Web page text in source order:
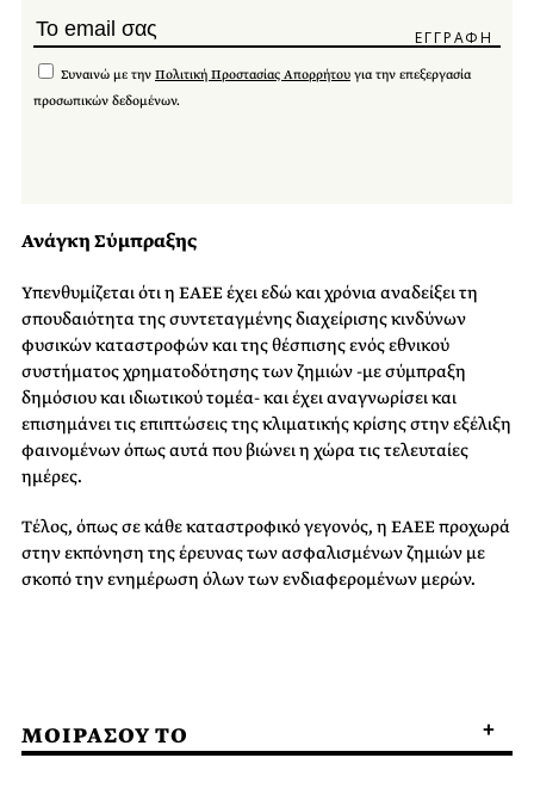
Συναινώ με την Πολιτική Προστασίας Απορρήτου για την επεξεργασία
προσωπικών δεδομένων.
Ανάγκη Σύμπραξης
Υπενθυμίζεται ότι η ΕΑΕΕ έχει εδώ και χρόνια αναδείξει τη
σπουδαιότητα της συντεταγμένης διαχείρισης κινδύνων
φυσικών καταστροφών και της θέσπισης ενός εθνικού
συστήματος χρηματοδότησης των ζημιών -με σύμπραξη
δημόσιου και ιδιωτικού τομέα- και έχει αναγνωρίσει και
επισημάνει τις επιπτώσεις της κλιματικής κρίσης στην εξέλιξη
φαινομένων όπως αυτά που βιώνει η χώρα τις τελευταίες
ημέρες.
Τέλος, όπως σε κάθε καταστροφικό γεγονός, η ΕΑΕΕ προχωρά
στην εκπόνηση της έρευνας των ασφαλισμένων ζημιών με
σκοπό την ενημέρωση όλων των ενδιαφερομένων μερών.
ΜΟΙΡΑΣΟΥ ΤΟ